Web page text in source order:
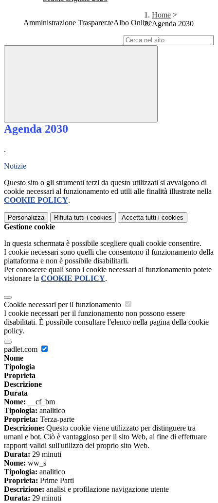
Amministrazione TrasparenteAlbo Online
Home >
Agenda 2030
Agenda 2030
.
Notizie
Questo sito o gli strumenti terzi da questo utilizzati si avvalgono di
cookie necessari al funzionamento ed utili alle finalità illustrate nella
COOKIE POLICY.
Personalizza Rifiuta tutti i cookies Accetta tutti i cookies
Gestione cookie
In questa schermata è possibile scegliere quali cookie consentire.
I cookie necessari sono quelli che consentono il funzionamento della
piattaforma e non è possibile disabilitarli.
Per conoscere quali sono i cookie necessari al funzionamento potete
visionare la COOKIE POLICY.
Cookie necessari per il funzionamento
I cookie necessari per il funzionamento non possono essere
disabilitati. È possibile consultare l'elenco nella pagina della cookie
policy.
padlet.com
Nome
Tipologia
Proprieta
Descrizione
Durata
Nome: __cf_bm
Tipologia: analitico
Proprieta: Terza-parte
Descrizione: Questo cookie viene utilizzato per distinguere tra
umani e bot. Ciò è vantaggioso per il sito Web, al fine di effettuare
rapporti validi sull'utilizzo del proprio sito Web.
Durata: 29 minuti
Nome: ww_s
Tipologia: analitico
Proprieta: Prime Parti
Descrizione: analisi e profilazione navigazione utente
Durata: 29 minuti